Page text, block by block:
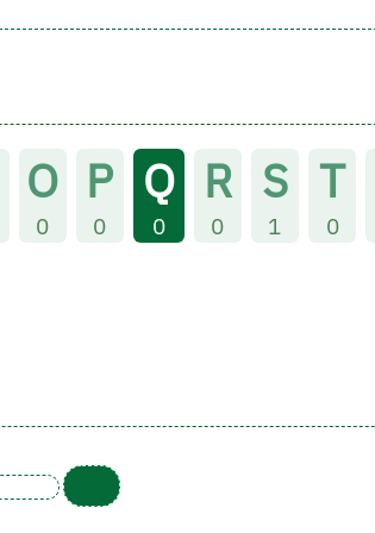
O
0
P
0
Q
0
R
0
S
1
T
0